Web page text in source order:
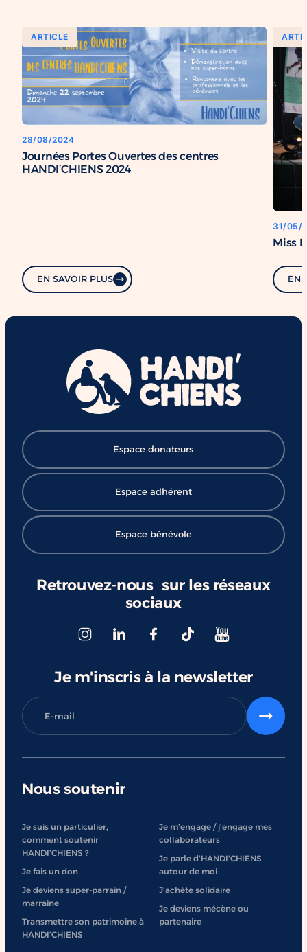
ARTICLE
28/08/2024
Journées Portes Ouvertes des centres
HANDI’CHIENS 2024
EN SAVOIR PLUS
31/05/
Miss
EN
Retrouvez-nous sur les réseaux
sociaux
Espace donateurs
Espace adhérent
Espace bénévole
Je m'inscris à la newsletter
Nous soutenir
Je suis un particulier,
comment soutenir
HANDI’CHIENS ?
Je fais un don
Je deviens super-parrain /
marraine
Transmettre son patrimoine à
HANDI’CHIENS
Je m’engage / j’engage mes
collaborateurs
Je parle d’HANDI’CHIENS
autour de moi
J'achète solidaire
Je deviens mécène ou
partenaire